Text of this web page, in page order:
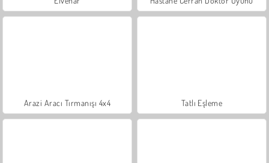
Arazi Aracı Tırmanışı 4x4 Tatlı Eşleme